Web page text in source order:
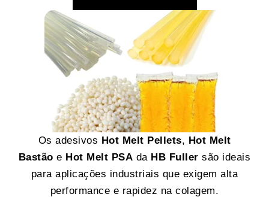
Os adesivos Hot Melt Pellets, Hot Melt
Bastão e Hot Melt PSA da HB Fuller são ideais
para aplicações industriais que exigem alta
performance e rapidez na colagem.